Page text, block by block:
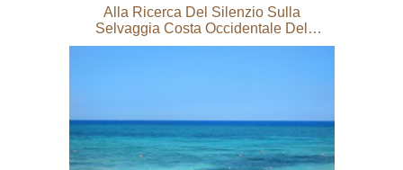
Alla Ricerca Del Silenzio Sulla
Selvaggia Costa Occidentale Del
Marocco A Oualidia